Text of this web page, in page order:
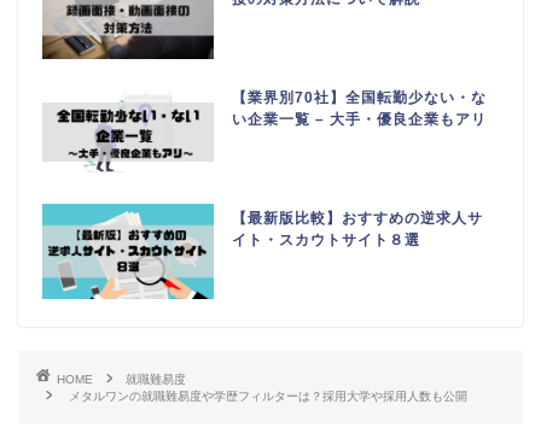
【業界別70社】全国転勤少ない・な
い企業一覧 – 大手・優良企業もアリ
【最新版比較】おすすめの逆求人サ
イト・スカウトサイト８選
HOME
就職難易度
メタルワンの就職難易度や学歴フィルターは？採用大学や採用人数も公開